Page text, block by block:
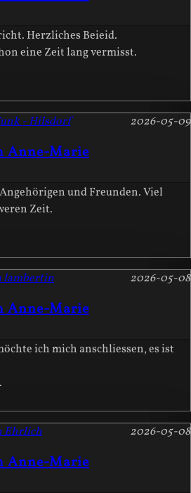
Herzliches Beieid.
eine Zeit lang vermisst.
Anne-Marie
2026-05-09
- Hilsdorf
und Freunden. Viel
Zeit.
Anne-Marie
2026-05-08
lambertin
ich mich anschliessen, es ist
Anne-Marie
2026-05-08
Ehrlich